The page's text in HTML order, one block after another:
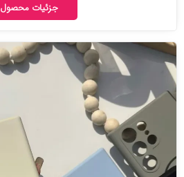
جزئیات محصول